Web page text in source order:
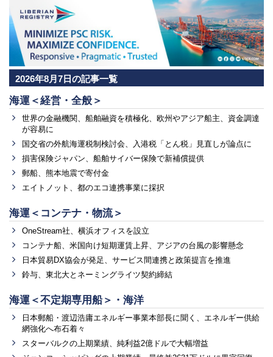
2026年8月7日の記事一覧
海運＜経営・全般＞
世界の金融機関、船舶融資を積極化、欧州やアジア船主、資金調達
が容易に
国交省の外航海運税制検討会、入港税「とん税」見直しが論点に
損害保険ジャパン、船舶サイバー保険で新補償提供
郵船、熊本地震で寄付金
エイトノット、都のエコ連携事業に採択
海運＜コンテナ・物流＞
OneStream社、横浜オフィスを設立
コンテナ船、米国向け短期運賃上昇、アジアの台風の影響懸念
日本貿易DX協会が発足、サービス間連携と政策提言を推進
鈴与、東北大とネーミングライツ契約締結
海運＜不定期専用船＞・海洋
日本郵船・渡辺浩庸エネルギー事業本部長に聞く、エネルギー供給
網強化へ布石着々
スターバルクの上期業績、純利益2億ドルで大幅増益